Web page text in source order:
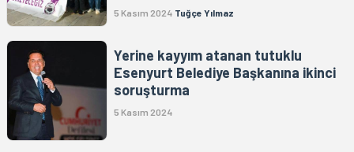
5 Kasım 2024 Tuğçe Yılmaz
Yerine kayyım atanan tutuklu
Esenyurt Belediye Başkanına ikinci
soruşturma
5 Kasım 2024